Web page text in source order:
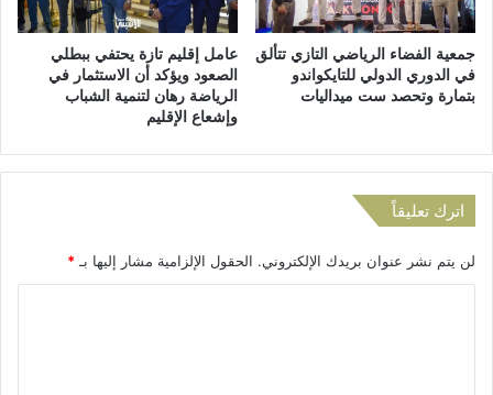
ب
ن
ي
ة
ا
ح
ت
ع
ز
ل
ل
ح
ا
ظ
ع
ا
ل
جمعية الفضاء الرياضي التازي تتألق
في الدوري الدولي للتايكواندو
بتمارة وتحصد ست ميداليات
عامل إقليم تازة يحتفي ببطلي
الصعود ويؤكد أن الاستثمار في
الرياضة رهان لتنمية الشباب
وإشعاع الإقليم
اترك تعليقاً
لن يتم نشر عنوان بريدك الإلكتروني. الحقول الإلزامية مشار إليها بـ*